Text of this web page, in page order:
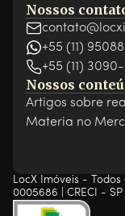
Nossos
+55 (11)
+55 (11) 3090-
Nossos
Artigos sobre
Materia no
LocX Imóveis - Todos
0005686 | CRECI - SP